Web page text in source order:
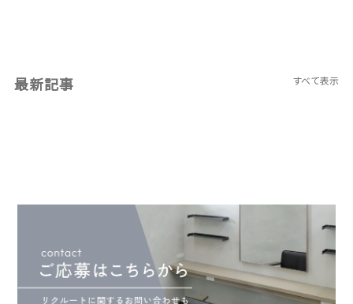
最新記事 すべて表示